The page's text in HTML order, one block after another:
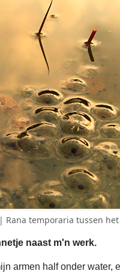
Rana temporaria tussen
naast m'n werk.
armen half onder